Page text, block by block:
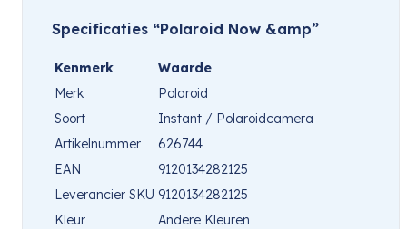
Specificaties “Polaroid Now &amp”
Kenmerk
Waarde
Merk
Polaroid
Soort
Instant / Polaroidcamera
Artikelnummer
626744
EAN
9120134282125
Leverancier SKU 9120134282125
Kleur
Andere Kleuren